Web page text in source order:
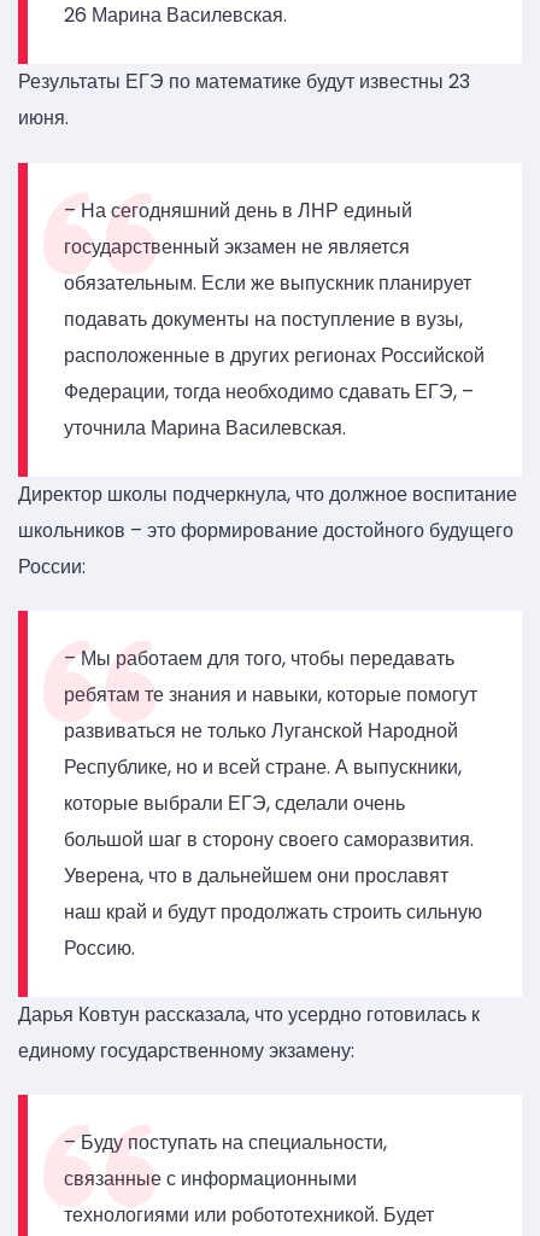
26 Марина Василевская.
Результаты ЕГЭ по математике будут известны 23
июня.
– На сегодняшний день в ЛНР единый
государственный экзамен не является
обязательным. Если же выпускник планирует
подавать документы на поступление в вузы,
расположенные в других регионах Российской
Федерации, тогда необходимо сдавать ЕГЭ, –
уточнила Марина Василевская.
Директор школы подчеркнула, что должное воспитание
школьников – это формирование достойного будущего
России:
– Мы работаем для того, чтобы передавать
ребятам те знания и навыки, которые помогут
развиваться не только Луганской Народной
Республике, но и всей стране. А выпускники,
которые выбрали ЕГЭ, сделали очень
большой шаг в сторону своего саморазвития.
Уверена, что в дальнейшем они прославят
наш край и будут продолжать строить сильную
Россию.
Дарья Ковтун рассказала, что усердно готовилась к
единому государственному экзамену:
– Буду поступать на специальности,
связанные с информационными
технологиями или робототехникой. Будет